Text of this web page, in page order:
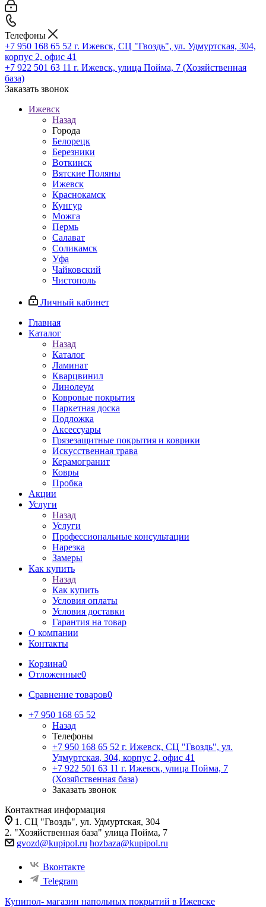
Телефоны
+7 950 168 65 52 г. Ижевск, СЦ "Гвоздь", ул. Удмуртская, 304,
корпус 2, офис 41
+7 922 501 63 11 г. Ижевск, улица Пойма, 7 (Хозяйственная
база)
Заказать звонок
Ижевск
Назад
Города
Белорецк
Березники
Воткинск
Вятские Поляны
Ижевск
Краснокамск
Кунгур
Можга
Пермь
Салават
Соликамск
Уфа
Чайковский
Чистополь
Личный кабинет
Главная
Каталог
Назад
Каталог
Ламинат
Кварцвинил
Линолеум
Ковровые покрытия
Паркетная доска
Подложка
Аксессуары
Грязезащитные покрытия и коврики
Искусственная трава
Керамогранит
Ковры
Пробка
Акции
Услуги
Назад
Услуги
Профессиональные консультации
Нарезка
Замеры
Как купить
Назад
Как купить
Условия оплаты
Условия доставки
Гарантия на товар
О компании
Контакты
Корзина0
Отложенные0
Сравнение товаров0
+7 950 168 65 52
Назад
Телефоны
+7 950 168 65 52 г. Ижевск, СЦ "Гвоздь", ул.
Удмуртская, 304, корпус 2, офис 41
+7 922 501 63 11 г. Ижевск, улица Пойма, 7
(Хозяйственная база)
Заказать звонок
Контактная информация
1. СЦ "Гвоздь", ул. Удмуртская, 304
2. "Хозяйственная база" улица Пойма, 7
gvozd@kupipol.ru hozbaza@kupipol.ru
Вконтакте
Telegram
Купипол- магазин напольных покрытий в Ижевске